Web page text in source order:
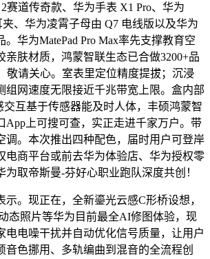
2赛道传奇款、华为手表 X1 Pro、华为
夹、华为凌霄子母由 Q7 电线版以及华为
华为MatePad Pro Max率先支撑教育空
亲肤材质，鸿蒙智联生态已合做3200+品
敬请关心。室表里定位精度提拔；沉浸
组网速度无限接近千兆带宽上限。盒内部
交互基于传感器能及时人体，丰硕鸿蒙智
App上可搜可查，实正走进千家万户。带
调。本次推出四种配色，届时用户可登岸
电商平台或前去华为体验店、华为授权零
为取帝斯曼-芬好心职业跑队深度共创！
。现正在，全新鎏光云感C形桥设想，
态照片等华为目前最全AI修图体验，现
电电噪干扰并自动优化信号质量，让用户
音色挪用、多轨编曲到混音的全流程创